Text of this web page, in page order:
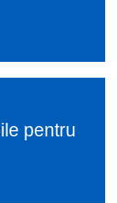
pentru